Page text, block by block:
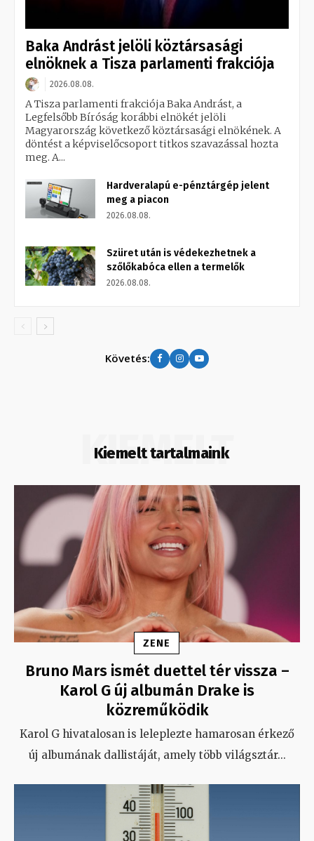
Baka Andrást jelöli köztársasági
elnöknek a Tisza parlamenti frakciója
2026.08.08.
A Tisza parlamenti frakciója Baka Andrást, a
Legfelsőbb Bíróság korábbi elnökét jelöli
Magyarország következő köztársasági elnökének. A
döntést a képviselőcsoport titkos szavazással hozta
meg. A...
Hardveralapú e-pénztárgép jelent
meg a piacon
2026.08.08.
Szüret után is védekezhetnek a
szőlőkabóca ellen a termelők
2026.08.08.
Követés:
Kiemelt tartalmaink
KIEMELT
ZENE
Bruno Mars ismét duettel tér vissza –
Karol G új albumán Drake is
közreműködik
Karol G hivatalosan is leleplezte hamarosan érkező
új albumának dallistáját, amely több világsztár...